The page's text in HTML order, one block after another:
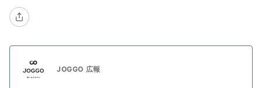
JOGGO 広報